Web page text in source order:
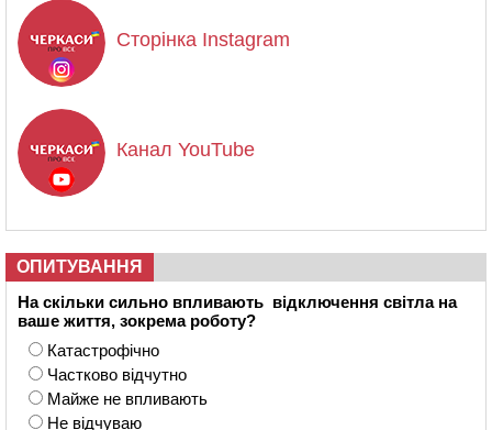
Сторінка Instagram
Канал YouTube
ОПИТУВАННЯ
На скільки сильно впливають відключення світла на
ваше життя, зокрема роботу?
Катастрофічно
Частково відчутно
Майже не впливають
Не відчуваю